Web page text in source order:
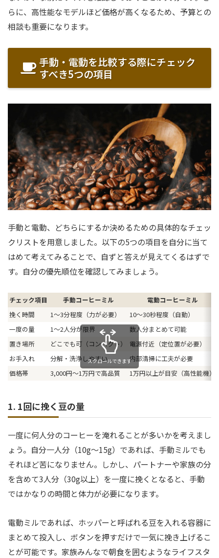
らに、高性能なモデルほど価格が高くなるため、予算との
相談も重要になります。
手動・電動を比較する際にチェック
すべき5つの項目
手動と電動、どちらにするか決めるための具体的なチェッ
クリストを用意しました。以下の5つの項目を自分に当て
はめて考えてみることで、自ずと答えが見えてくるはずで
す。自分の優先順位を確認してみましょう。
チェック項目 手動コーヒーミル
電動コーヒーミル
挽く時間
1〜3分程度（力が必要）
10〜30秒程度（自動）
一度の量
1〜2人分が限界
数人分まとめて可能
置き場所
どこでも可（コンパクト）
電源付近（定位置が必要）
お手入れ
分解・洗浄しやすい
内部清掃に工夫が必要
価格帯
3,000円〜1万円で高品質 1万円以上が目安（高性能機）
スクロールできます
1. 1回に挽く豆の量
一度に何人分のコーヒーを淹れることが多いかを考えまし
ょう。自分一人分（10g〜15g）であれば、手動ミルでも
それほど苦になりません。しかし、パートナーや家族の分
を含めて3人分（30g以上）を一度に挽くとなると、手動
ではかなりの時間と体力が必要になります。
電動ミルであれば、ホッパーと呼ばれる豆を入れる容器に
まとめて投入し、ボタンを押すだけで一気に挽き上げるこ
とが可能です。家族みんなで朝食を囲むようなライフスタ